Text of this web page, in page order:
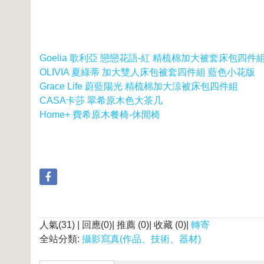
Goelia 歌利亞 戀戀花語-紅 精梳棉加大被套床包四件組
OLIVIA 夏綠蒂 加大雙人床包被套四件組 藍色小花版
Grace Life 蔚藍陽光 精梳棉加大涼被床包四件組
CASA卡莎 翠希原木色大茶几
Home+ 費希原木餐椅-休閒椅
人氣(31) | 回應(0)| 推薦 (0)| 收藏 (0)| 轉寄
全站分類: 攝影寫真(作品、技術、器材)